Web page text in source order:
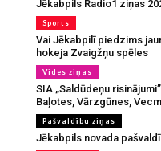
Jēkabpils Radio1 ziņas
Sports
Vai Jēkabpilī piedzims
hokeja Zvaigžņu spēles
Vides ziņas
SIA „Saldūdeņu
Baļotes, Vārzgūnes,
Pašvaldību ziņas
Jēkabpils novada